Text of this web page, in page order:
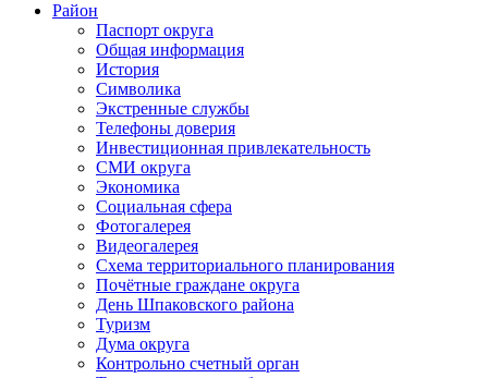
Район
Паспорт округа
Общая информация
История
Символика
Экстренные службы
Телефоны доверия
Инвестиционная привлекательность
СМИ округа
Экономика
Социальная сфера
Фотогалерея
Видеогалерея
Схема территориального планирования
Почётные граждане округа
День Шпаковского района
Туризм
Дума округа
Контрольно счетный орган